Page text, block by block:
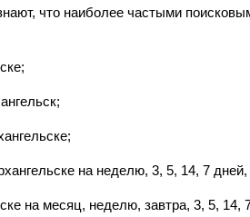
что наиболее частыми
на неделю, 3, 5, 14, 7
на месяц, неделю, завтра, 3, 5, 14,